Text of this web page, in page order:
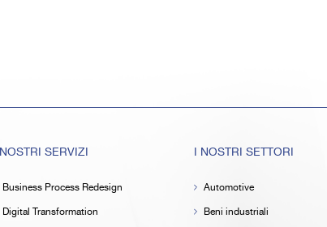
SERVIZI
Business Process Redesign
Digital Transformation
I NOSTRI SETTORI
Automotive
Beni industriali